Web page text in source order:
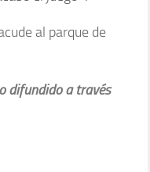
al parque de
difundido a través